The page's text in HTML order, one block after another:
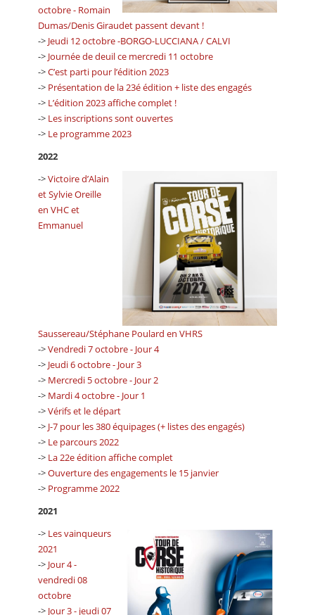
octobre - Romain
Dumas/Denis Giraudet passent devant !
-> Jeudi 12 octobre -BORGO-LUCCIANA / CALVI
-> Journée de deuil ce mercredi 11 octobre
->C’est parti pour l’édition 2023
-> Présentation de la 23é édition + liste des engagés
-> L’édition 2023 affiche complet !
-> Les inscriptions sont ouvertes
-> Le programme 2023
2022
->Victoire d’Alain
et Sylvie Oreille
en VHC et
Emmanuel
Saussereau/Stéphane Poulard en VHRS
->Vendredi 7 octobre - Jour 4
-> Jeudi 6 octobre - Jour 3
-> Mercredi 5 octobre - Jour 2
-> Mardi 4 octobre - Jour 1
->Vérifs et le départ
-> J-7 pour les 380 équipages (+ listes des engagés)
-> Le parcours 2022
-> La 22e édition affiche complet
->Ouverture des engagements le 15 janvier
-> Programme 2022
2021
-> Les vainqueurs
2021
-> Jour 4 -
vendredi 08
octobre
-> Jour 3 - jeudi 07